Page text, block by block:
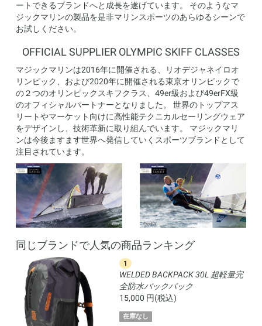
ートできるブランドへと成長を遂げています。 そのようなマ
ジックマリンの製品を是非マリンスポーツのあらゆるシーンで
お試しください。
OFFICIAL SUPPLIER OLYMPIC SKIFF CLASSES
マジックマリンは2016年に開催される、リオデジャネイロオ
リンピック、および2020年に開催される東京オリンピックで
の２つのオリンピックスキフクラス、49er級および49erFX級
のオフィシャルパートナーとなりました。 世界のトップアス
リートやマーケット向けに高性能テクニカルセーリングウェア
をデザインし、技術革新に取り組んでいます。 マジックマリ
ンは今後ますます世界へ発信していくスポーツブランドとして
注目されています。
同じブランドで人気の商品ランキング
1
WELDED BACKPACK 30L 超軽量完
全防水バックパック
15,000 円(税込)
在庫なし